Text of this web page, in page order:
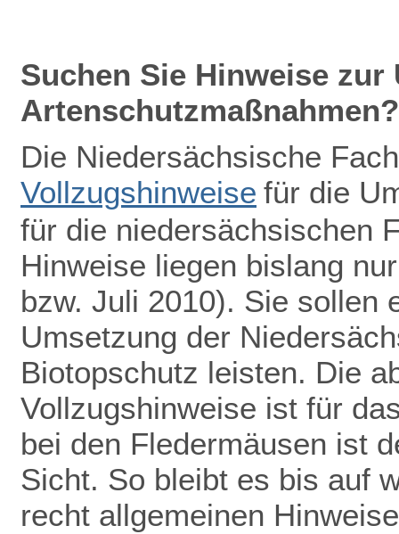
Suchen Sie Hinweise zur
Artenschutzmaßnahmen?
Die Niedersächsische
Vollzugshinweise für die
für die niedersächsischen
Hinweise liegen bislang
bzw. Juli 2010). Sie sollen
Umsetzung der
Biotopschutz leisten. Die
Vollzugshinweise ist für
bei den Fledermäusen ist
Sicht. So bleibt es bis auf
recht allgemeinen